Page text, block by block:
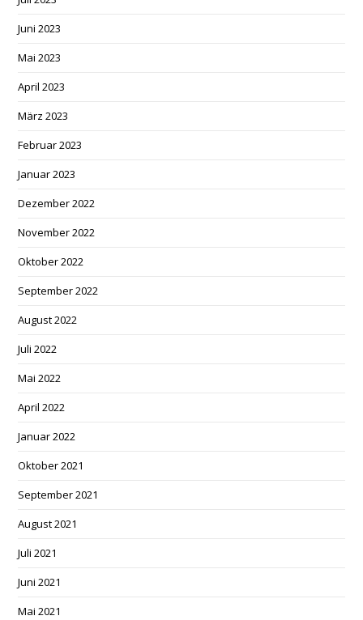
Juni 2023
Mai 2023
April 2023
März 2023
Februar 2023
Januar 2023
Dezember 2022
November 2022
Oktober 2022
September 2022
August 2022
Juli 2022
Mai 2022
April 2022
Januar 2022
Oktober 2021
September 2021
August 2021
Juli 2021
Juni 2021
Mai 2021